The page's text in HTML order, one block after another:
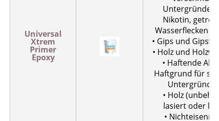
Universal
Xtrem
Primer
Epoxy
Untergründen
Nikotin,
Wasserflecken
• Gips und
• Holz und
• Haftende
Haftgrund für
Untergründe
• Holz
lasiert oder
•